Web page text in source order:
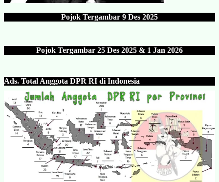
Pojok Tergambar 9 Des 2025
Pojok Tergambar 25 Des 2025 & 1 Jan 2026
Ads. Total Anggota DPR RI di Indonesia